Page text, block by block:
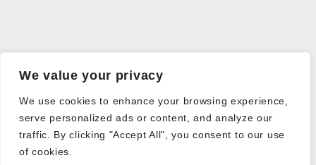
We value your privacy
We use cookies to enhance your browsing experience,
serve personalized ads or content, and analyze our
traffic. By clicking "Accept All", you consent to our use
of cookies.